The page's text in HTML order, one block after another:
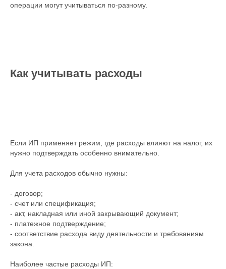
операции могут учитываться по-разному.
Как учитывать расходы
Если ИП применяет режим, где расходы влияют на налог, их
нужно подтверждать особенно внимательно.
Для учета расходов обычно нужны:
- договор;
- счет или спецификация;
- акт, накладная или иной закрывающий документ;
- платежное подтверждение;
- соответствие расхода виду деятельности и требованиям
закона.
Наиболее частые расходы ИП: